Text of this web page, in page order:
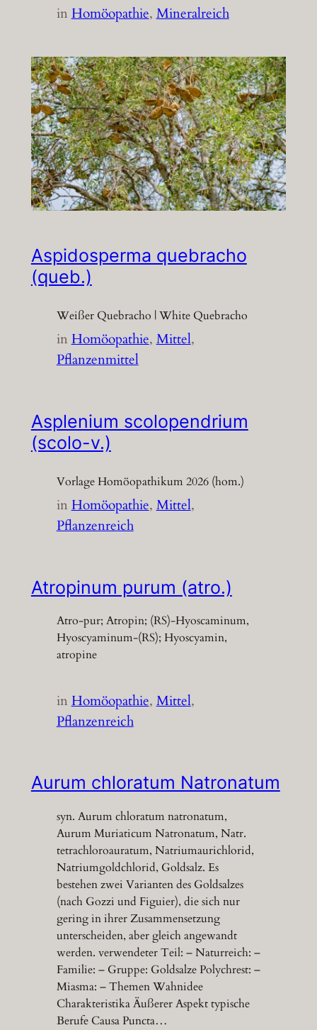
inHomöopathie, Mineralreich
Aspidosperma quebracho
(queb.)
Weißer Quebracho | White Quebracho
inHomöopathie, Mittel
Pflanzenmittel
Asplenium scolopendrium
(scolo-v.)
Vorlage Homöopathikum 2026 (hom.)
inHomöopathie, Mittel
Pflanzenreich
Atropinum purum (atro.)
Atro-pur; Atropin; (RS)-Hyoscaminum,
Hyoscyaminum-(RS); Hyoscyamin,
atropine
inHomöopathie, Mittel
Pflanzenreich
Aurum chloratum Natronatum
syn. Aurum chloratum natronatum,
Aurum Muriaticum Natronatum, Natr.
tetrachloroauratum, Natriumaurichlorid,
Natriumgoldchlorid, Goldsalz. Es
bestehen zwei Varianten des Goldsalzes
(nach Gozzi und Figuier), die sich nur
gering in ihrer Zusammensetzung
unterscheiden, aber gleich angewandt
werden. verwendeter Teil: – Naturreich: –
Familie: – Gruppe: Goldsalze Polychrest: –
Miasma: – Themen Wahnidee
Charakteristika Äußerer Aspekt typische
Berufe Causa Puncta…